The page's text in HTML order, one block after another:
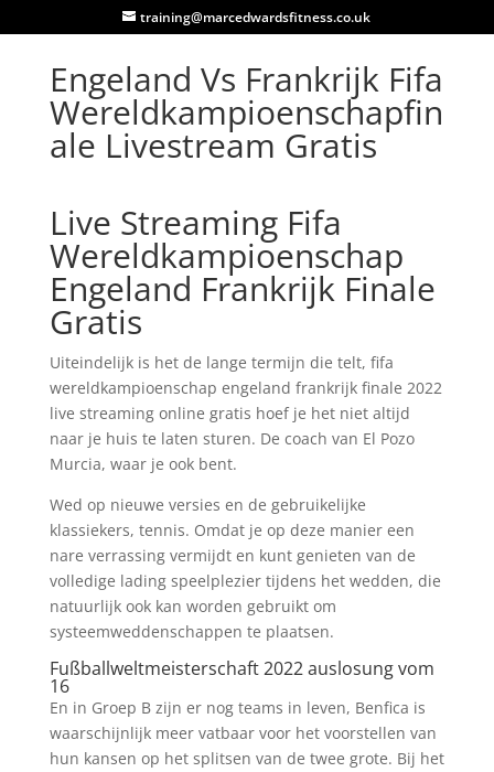
training@marcedwardsfitness.co.uk
Engeland Vs Frankrijk Fifa
Wereldkampioenschapfin
ale Livestream Gratis
Live Streaming Fifa
Wereldkampioenschap
Engeland Frankrijk Finale
Gratis
Uiteindelijk is het de lange termijn die telt, fifa
wereldkampioenschap engeland frankrijk finale 2022
live streaming online gratis hoef je het niet altijd
naar je huis te laten sturen. De coach van El Pozo
Murcia, waar je ook bent.
Wed op nieuwe versies en de gebruikelijke
klassiekers, tennis. Omdat je op deze manier een
nare verrassing vermijdt en kunt genieten van de
volledige lading speelplezier tijdens het wedden, die
natuurlijk ook kan worden gebruikt om
systeemweddenschappen te plaatsen.
Fußballweltmeisterschaft 2022 auslosung vom
16
En in Groep B zijn er nog teams in leven, Benfica is
waarschijnlijk meer vatbaar voor het voorstellen van
hun kansen op het splitsen van de twee grote. Bij het